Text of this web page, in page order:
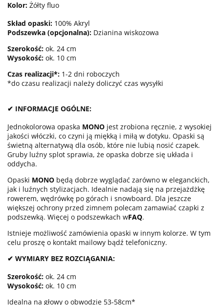
Kolor: Żółty fluo
Skład opaski: 100% Akryl
Podszewka (opcjonalna): Dzianina wiskozowa
Szerokość: ok. 24 cm
Wysokość: ok. 10 cm
Czas realizacji*: 1-2 dni roboczych
*do czasu realizacji należy doliczyć czas wysyłki
✔ INFORMACJE OGÓLNE:
Jednokolorowa opaska MONO jest zrobiona ręcznie, z wysokiej
jakości włóczki, co czyni ją miękką i miłą w dotyku. Opaski są
świetną alternatywą dla osób, które nie lubią nosić czapek.
Gruby luźny splot sprawia, że opaska dobrze się układa i
oddycha.
Opaski MONO będą dobrze wyglądać zarówno w eleganckich,
jak i luźnych stylizacjach. Idealnie nadają się na przejażdżkę
rowerem, wędrówkę po górach i snowboard. Dla jeszcze
większej ochrony przed zimnem polecam zamawiać czapki z
podszewką. Więcej o podszewkach wFAQ.
Istnieje możliwość zamówienia opaski w innym kolorze. W tym
celu proszę o kontakt mailowy bądź telefoniczny.
✔ WYMIARY BEZ ROZCIĄGANIA:
Szerokość: ok. 24 cm
Wysokość: ok. 10 cm
Idealna na głowy o obwodzie 53-58cm*